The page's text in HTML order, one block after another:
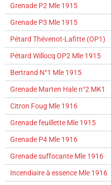
Grenade P2 Mle 1915
Grenade P3 Mle 1915
Pétard Thévenot-Lafitte (OP1)
Pétard Willocq OP2 Mle 1915
Bertrand N°1 Mle 1915
Grenade Marten Hale n°2 MK1
Citron Foug Mle 1916
Grenade feuillette Mle 1915
Grenade P4 Mle 1916
Grenade suffocante Mle 1916
Incendiaire à essence Mle 1916